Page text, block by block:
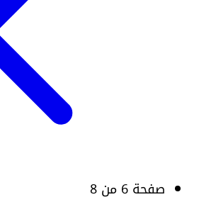
صفحة 6 من 8